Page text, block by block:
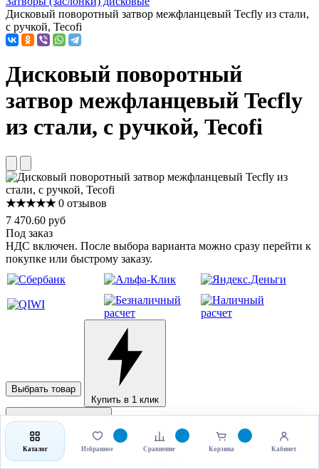
Дисковый поворотный затвор межфланцевый Tecfly из стали,
с ручкой, Tecofi
Дисковый поворотный
затвор межфланцевый Tecfly
из стали, с ручкой, Tecofi
★★★★★ 0 отзывов
7 470.60 руб
Под заказ
НДС включен. После выбора варианта можно сразу перейти к
покупке или быстрому заказу.
Выбрать товар
Купить в 1 клик
Каталог Избранное Сравнение Корзина Кабинет